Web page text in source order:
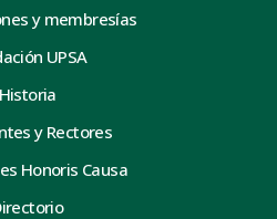
y membresías
UPSA
Historia
y Rectores
Honoris Causa